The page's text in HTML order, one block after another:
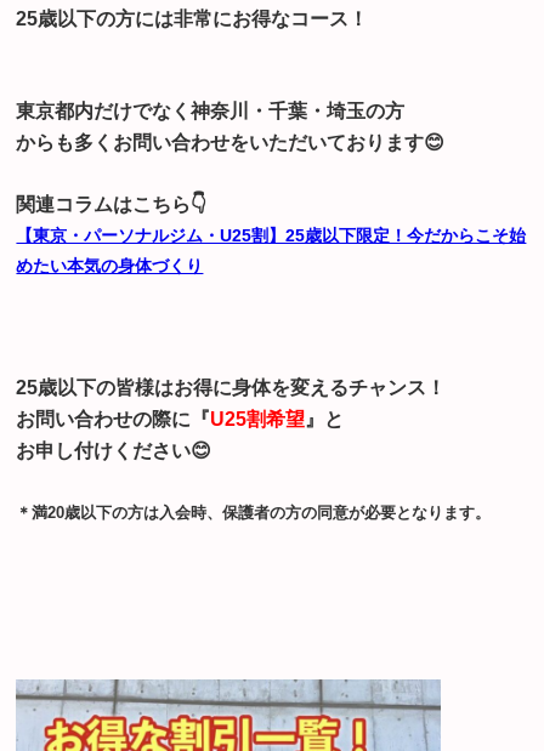
25歳以下の方には非常にお得なコース！
東京都内だけでなく神奈川・千葉・埼玉の方
からも多くお問い合わせをいただいております😊
関連コラムはこちら👇
【東京・パーソナルジム・U25割】25歳以下限定！今だからこそ始
めたい本気の身体づくり
25歳以下の皆様はお得に身体を変えるチャンス！
お問い合わせの際に『U25割希望 』と
お申し付けください😊
＊満20歳以下の方は入会時、保護者の方の同意が必要となります。